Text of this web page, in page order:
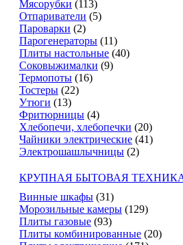
Мясорубки (113)
Отпариватели (5)
Пароварки (2)
Парогенераторы (11)
Плиты настольные (40)
Соковыжималки (9)
Термопоты (16)
Тостеры (22)
Утюги (13)
Фритюрницы (4)
Хлебопечи, хлебопечки (20)
Чайники электрические (41)
Электрошашлычницы (2)
КРУПНАЯ БЫТОВАЯ
Винные шкафы (31)
Морозильные камеры (129)
Плиты газовые (93)
Плиты комбинированные (20)